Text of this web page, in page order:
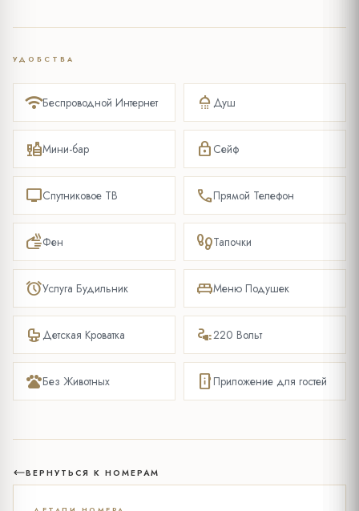
УДОБСТВА
wifiБеспроводной Интернет shower Душ
liquorМини-бар lock Сейф
tvСпутниковое ТВ phoneПрямой Телефон
dryФен footprintТапочки
alarmУслуга Будильник king_bedМеню Подушек
crib Детская Кроватка electrical_services220 Вольт
petsБез Животных mobile_info Приложение для гостей
ВЕРНУТЬСЯ К НОМЕРАМ